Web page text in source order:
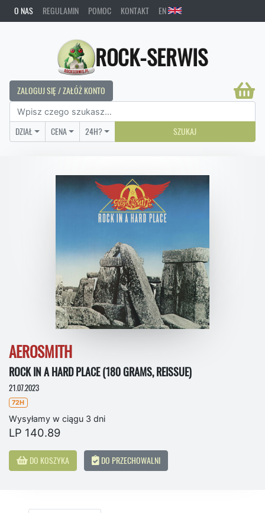
O NAS REGULAMIN POMOC KONTAKT EN
ROCK-SERWIS
ZALOGUJ SIĘ / ZAŁÓŻ KONTO
DZIAŁ CENA 24H? SZUKAJ
AEROSMITH
ROCK IN A HARD PLACE (180 GRAMS, REISSUE)
21.07.2023
72H
Wysyłamy w ciągu 3 dni
LP 140.89
DO KOSZYKA DO PRZECHOWALNI